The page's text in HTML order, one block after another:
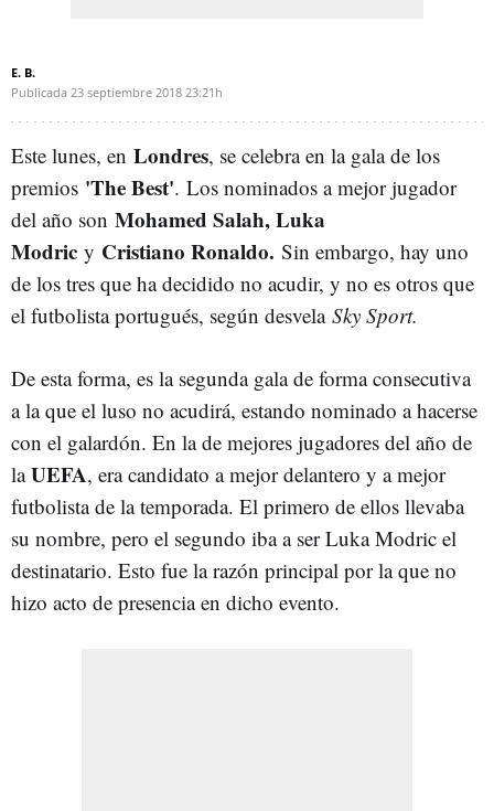
E. B.
Publicada 23 septiembre 2018 23:21h
Este lunes, en Londres, se celebra en la gala de los
premios 'The Best'. Los nominados a mejor jugador
del año son Mohamed Salah, Luka
Modric y Cristiano Ronaldo. Sin embargo, hay uno
de los tres que ha decidido no acudir, y no es otros que
el futbolista portugués, según desvela Sky Sport.
De esta forma, es la segunda gala de forma consecutiva
a la que el luso no acudirá, estando nominado a hacerse
con el galardón. En la de mejores jugadores del año de
laUEFA, era candidato a mejor delantero y a mejor
futbolista de la temporada. El primero de ellos llevaba
su nombre, pero el segundo iba a ser Luka Modric el
destinatario. Esto fue la razón principal por la que no
hizo acto de presencia en dicho evento.